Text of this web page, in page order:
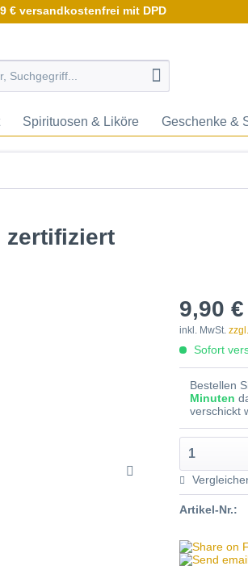
€ versandkostenfrei mit DPD
Spirituosen & Liköre Geschenke &
zertifiziert
9,90
inkl. MwSt.
Sofort
Bestellen
Minuten
verschickt
Artikel-Nr.: